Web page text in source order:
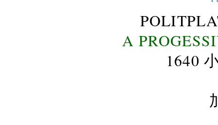
A
1640